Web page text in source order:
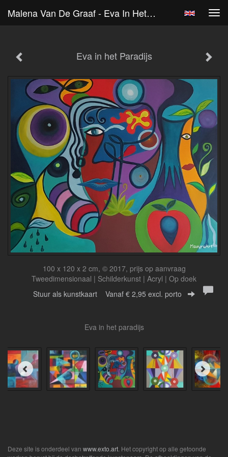
Malena Van De Graaf - Eva In Het Paradijs
Eva in het Paradijs
100 x 120 x 2 cm, © 2017, prijs op aanvraag
Tweedimensionaal | Schilderkunst | Acryl | Op doek
Stuur als kunstkaart Vanaf € 2,95 excl. porto
Eva in het paradijs
Deze site is onderdeel van www.exto.art . Het copyright op alle getoonde